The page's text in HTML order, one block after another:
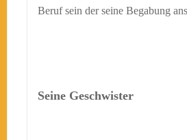
Beruf sein der seine Begabung
Seine Geschwister